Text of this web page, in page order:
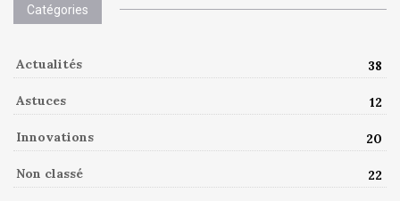
Catégories
Actualités 38
Astuces 12
Innovations 20
Non classé 22